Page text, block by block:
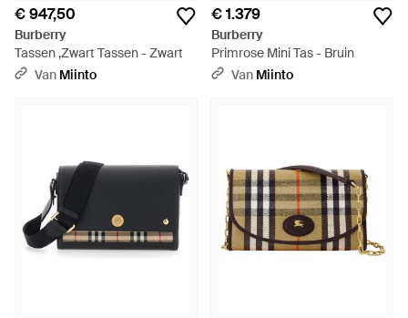
€ 947,50
Burberry
Tassen ,Zwart Tassen - Zwart
Van Miinto
€ 1.379
Burberry
Primrose Mini Tas - Bruin
Van Miinto